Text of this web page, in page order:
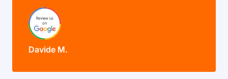
Davide M.